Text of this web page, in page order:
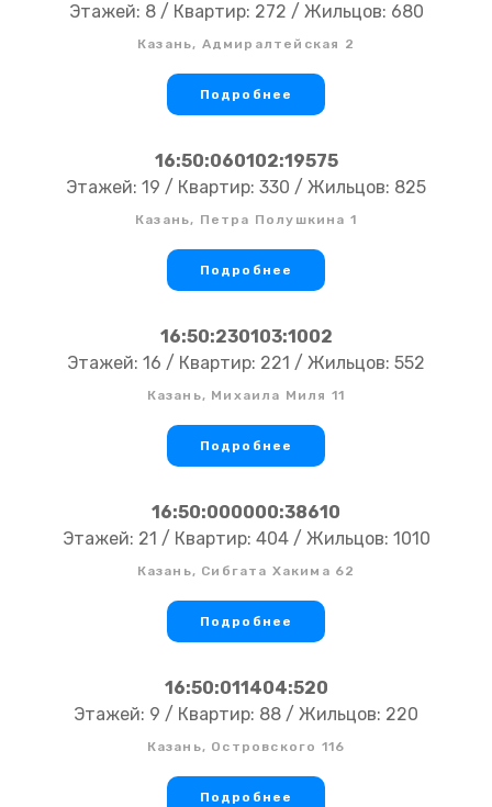
Этажей: 8 / Квартир: 272 / Жильцов: 680
Казань, Адмиралтейская 2
Подробнее
16:50:060102:19575
Этажей: 19 / Квартир: 330 / Жильцов: 825
Казань, Петра Полушкина 1
Подробнее
16:50:230103:1002
Этажей: 16 / Квартир: 221 / Жильцов: 552
Казань, Михаила Миля 11
Подробнее
16:50:000000:38610
Этажей: 21 / Квартир: 404 / Жильцов: 1010
Казань, Сибгата Хакима 62
Подробнее
16:50:011404:520
Этажей: 9 / Квартир: 88 / Жильцов: 220
Казань, Островского 116
Подробнее